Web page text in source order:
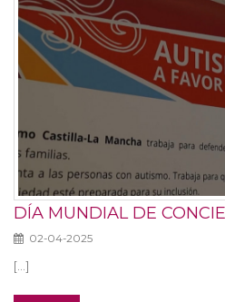
DÍA MUNDIAL DE
02-04-2025
[...]